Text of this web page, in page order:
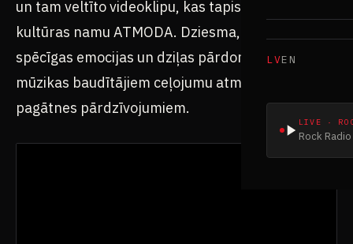
LVEN
LIVE ·
Rock
un tam veltīto videoklipu, kas tapis sadarbībā ar
kultūras namu ATMODA. Dziesma, kurā caurvijas
spēcīgas emocijas un dziļas pārdomas, piedāvā
mūzikas baudītājiem ceļojumu atmiņās un cīņu ar
pagātnes pārdzīvojumiem.